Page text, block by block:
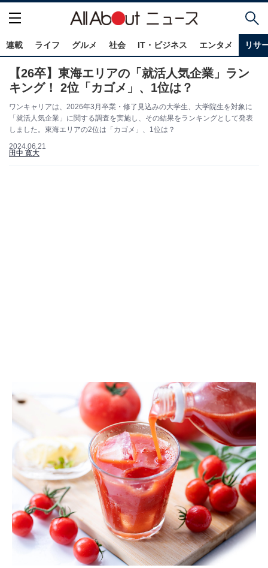
連載 ライフ グルメ 社会 IT・ビジネス エンタメ リサ
【26卒】東海エリアの「就活人気企業」ラン
キング！ 2位「カゴメ」、1位は？
ワンキャリアは、2026年3月卒業・修了見込みの大学生、大学院生を対象に
「就活人気企業」に関する調査を実施し、その結果をランキングとして発表
しました。東海エリアの2位は「カゴメ」、1位は？
2024.06.21
田中 寛大